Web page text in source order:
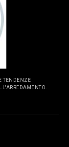
TENDENZE